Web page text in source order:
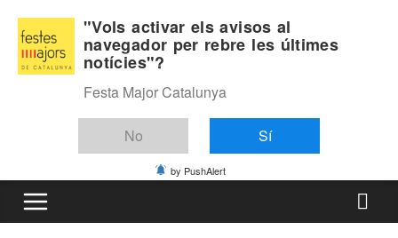
content
Dissabte, agost 8, 2026
Última:
"Vols activar els avisos al
navegador per rebre les últimes
notícies"?
Festa Major Catalunya
No Sí
by PushAlert